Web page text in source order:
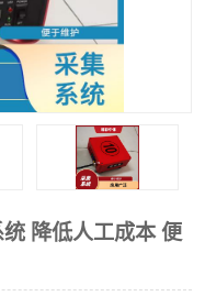
降低人工成本 便